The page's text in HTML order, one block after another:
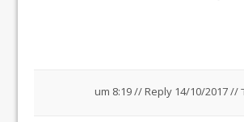
//
14/10/2017 um 8:19
//Reply